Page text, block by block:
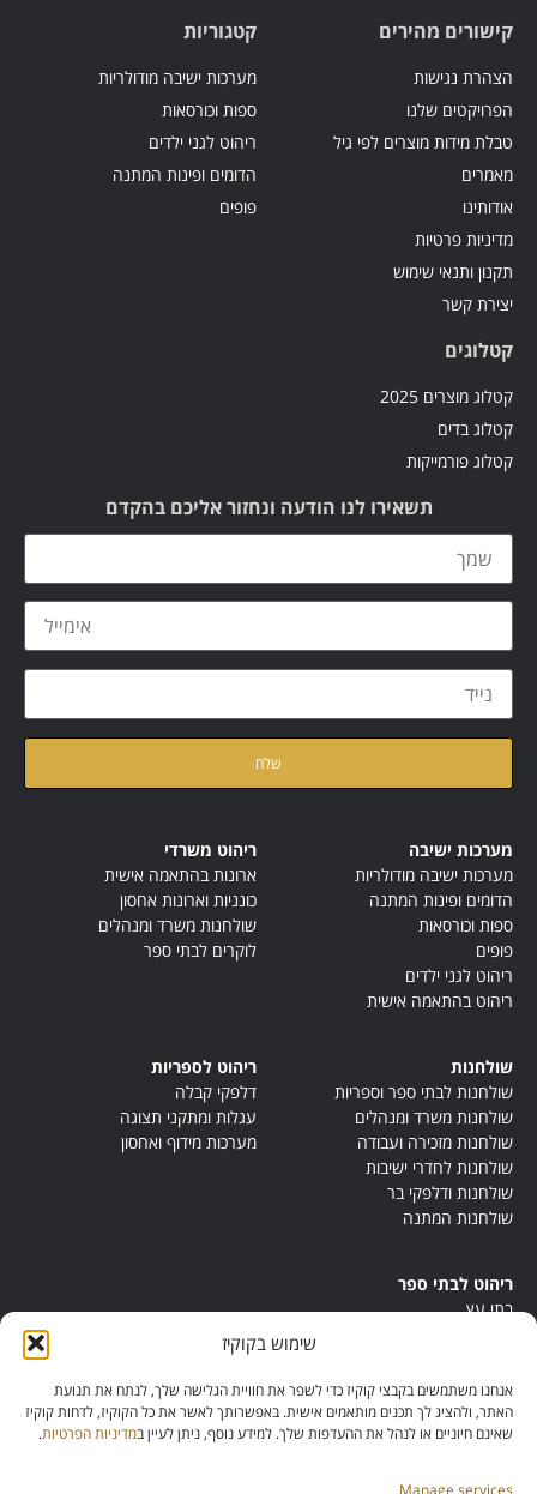
שימוש בקוקיז
אנחנו משתמשים בקבצי קוקיז כדי לשפר את חוויית הגלישה שלך, לנתח את תנועת
האתר, ולהציג לך תכנים מותאמים אישית. באפשרותך לאשר את כל הקוקיז, לדחות קוקיז
שאינם חיוניים או לנהל את ההעדפות שלך. למידע נוסף, ניתן לעיין במדיניות הפרטיות.
Manage services
קישורים מהירים
הצהרת נגישות
הפרויקטים שלנו
טבלת מידות מוצרים לפי גיל
מאמרים
אודותינו
מדיניות פרטיות
תקנון ותנאי שימוש
יצירת קשר
קטגוריות
מערכות ישיבה מודולריות
ספות וכורסאות
ריהוט לגני ילדים
הדומים ופינות המתנה
פופים
קטלוגים
קטלוג מוצרים 2025
קטלוג בדים
קטלוג פורמייקות
תשאירו לנו הודעה ונחזור אליכם בהקדם
מערכות ישיבה
מערכות ישיבה מודולריות
הדומים ופינות המתנה
ספות וכורסאות
פופים
ריהוט לגני ילדים
ריהוט בהתאמה אישית
ריהוט משרדי
ארונות בהתאמה אישית
כונניות וארונות אחסון
שולחנות משרד ומנהלים
לוקרים לבתי ספר
שולחנות
שולחנות לבתי ספר וספריות
שולחנות משרד ומנהלים
שולחנות מזכירה ועבודה
שולחנות לחדרי ישיבות
שולחנות ודלפקי בר
שולחנות המתנה
ריהוט לספריות
דלפקי קבלה
עגלות ומתקני תצוגה
מערכות מידוף ואחסון
ריהוט לבתי ספר
בתי עץ
ריהוט מונטסורי
ריהוט אנתרופוסופי